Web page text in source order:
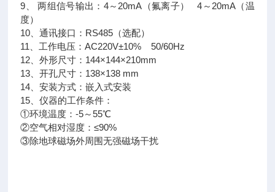
9、 两组信号输出：4～20mA（氟离子） 4～20mA（温
度）
10、通讯接口：RS485（选配）
11、工作电压：AC220V±10% 50/60Hz
12、外形尺寸：144×144×210mm
13、开孔尺寸：138×138 mm
14、安装方式：嵌入式安装
15、仪器的工作条件：
①环境温度：-5～55℃
②空气相对湿度：≤90%
③除地球磁场外周围无强磁场干扰